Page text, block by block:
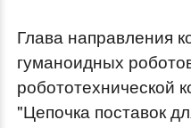
Глава направления
гуманоидных
робототехнической
"Цепочка поставок